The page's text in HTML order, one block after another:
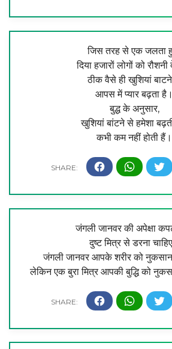
जिस तरह से एक जलता
दिया हजारों लोगों को रौशनी
ठीक वैसे ही खुशियां
आपस में प्यार बढ़ता है।
बुद्ध के अनुसार,
खुशियां बांटने से हमेशा
कभी कम नहीं होती हैं।
जंगली जानवर की अपेक्षा
दुष्ट मित्र से डरना
जंगली जानवर आपके शरीर को
लेकिन एक बुरा मित्र आपकी बुद्धि को